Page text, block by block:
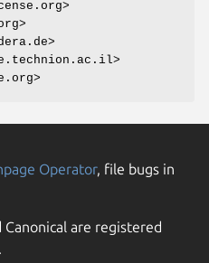
Operator, file bugs in
are registered